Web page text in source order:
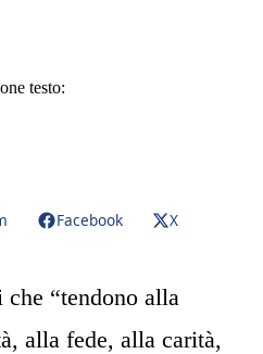
testo:
Facebook
X
“tendono alla
alla fede, alla carità,